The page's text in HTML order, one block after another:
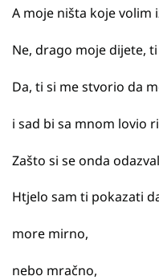
A moje ništa koje volim
Ne, drago moje dijete,
Da, ti si me stvorio da
i sad bi sa mnom lovio
Zašto si se onda
Htjelo sam ti pokazati
more mirno,
nebo mračno,